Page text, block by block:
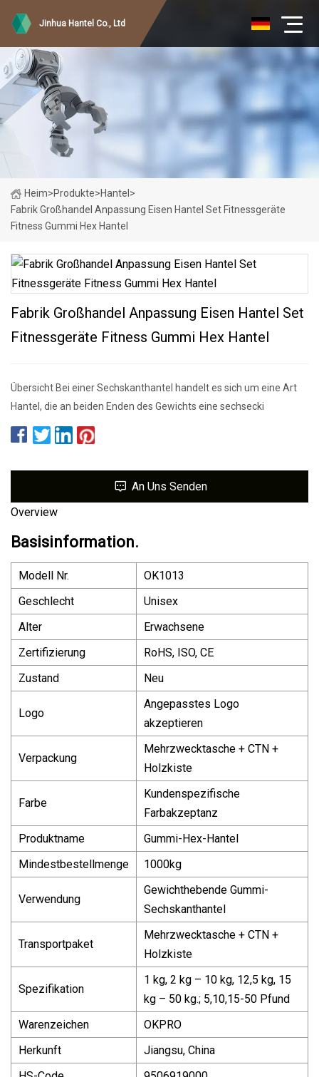
Jinhua Hantel Co., Ltd
Heim>Produkte>Hantel >
Fabrik Großhandel Anpassung Eisen Hantel Set Fitnessgeräte
Fitness Gummi Hex Hantel
Fabrik Großhandel Anpassung Eisen Hantel Set
Fitnessgeräte Fitness Gummi Hex Hantel
Übersicht Bei einer Sechskanthantel handelt es sich um eine Art
Hantel, die an beiden Enden des Gewichts eine sechsecki
An Uns Senden
Overview
Basisinformation.
Modell Nr.
OK1013
Geschlecht
Unisex
Alter
Erwachsene
Zertifizierung
RoHS, ISO, CE
Zustand
Neu
Logo
Angepasstes Logo
akzeptieren
Verpackung
Mehrzwecktasche + CTN +
Holzkiste
Farbe
Kundenspezifische
Farbakzeptanz
Produktname
Gummi-Hex-Hantel
Mindestbestellmenge
1000kg
Verwendung
Gewichthebende Gummi-
Sechskanthantel
Transportpaket
Mehrzwecktasche + CTN +
Holzkiste
Spezifikation
1 kg, 2 kg – 10 kg, 12,5 kg, 15
kg – 50 kg.; 5,10,15-50 Pfund
Warenzeichen
OKPRO
Herkunft
Jiangsu, China